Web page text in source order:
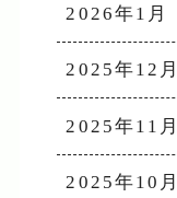
2026年1月
2025年12月
2025年11月
2025年10月